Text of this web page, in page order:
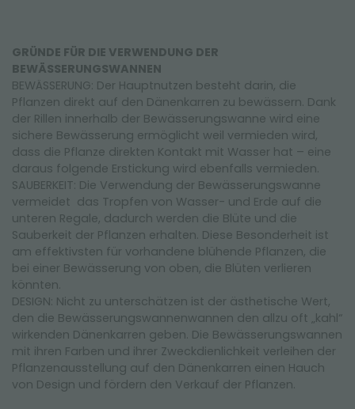
GRÜNDE FÜR DIE VERWENDUNG DER
BEWÄSSERUNGSWANNEN
BEWÄSSERUNG: Der Hauptnutzen besteht darin, die
Pflanzen direkt auf den Dänenkarren zu bewässern. Dank
der Rillen innerhalb der Bewässerungswanne wird eine
sichere Bewässerung ermöglicht weil vermieden wird,
dass die Pflanze direkten Kontakt mit Wasser hat – eine
daraus folgende Erstickung wird ebenfalls vermieden.
SAUBERKEIT: Die Verwendung der Bewässerungswanne
vermeidet das Tropfen von Wasser- und Erde auf die
unteren Regale, dadurch werden die Blüte und die
Sauberkeit der Pflanzen erhalten. Diese Besonderheit ist
am effektivsten für vorhandene blühende Pflanzen, die
bei einer Bewässerung von oben, die Blüten verlieren
könnten.
DESIGN: Nicht zu unterschätzen ist der ästhetische Wert,
den die Bewässerungswannenwannen den allzu oft „kahl“
wirkenden Dänenkarren geben. Die Bewässerungswannen
mit ihren Farben und ihrer Zweckdienlichkeit verleihen der
Pflanzenausstellung auf den Dänenkarren einen Hauch
von Design und fördern den Verkauf der Pflanzen.